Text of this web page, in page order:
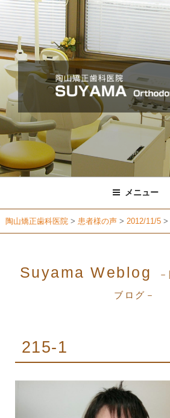
コ
ン
ン
ツ
ス
キ
ッ
プ
メニュー
陶山矯正歯科医院 > 患者様の声 > 2012/11/5 >
Suyama Weblog
ブログ－
215-1